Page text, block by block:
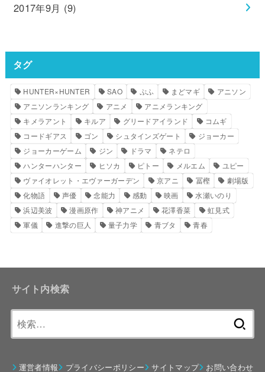
2017年9月 (9)
タグ
HUNTER×HUNTER SAO ぷふ まどマギ
アニソン
アニソンランキング
アニメ
アニメランキング
キメラアント
キルア グリードアイランド
コムギ
コードギアス
ゴン シュタインズゲート
ジョーカー
ジョーカーゲーム
ジン ドラマ
ネテロ
ハンターハンター
ヒソカ ピトー メルエム
ユピー
ヴァイオレット・エヴァーガーデン
京アニ 冨樫
劇場版
化物語
声優 念能力 感動 映画
水瀬いのり
浜辺美波
漫画原作 神アニメ 花澤香菜
虹見式
軍儀
進撃の巨人 量子力学 青ブタ 青春
サイト内検索
運営者情報 プライバシーポリシー サイトマップ お問い合わせ